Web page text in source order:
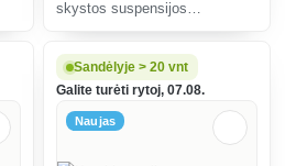
skystos suspensijos
skirtas nuo grybinių kukurūzų,
vynuogių, vynuogių branduolių
Sandėlyje > 20 vnt
Galite turėti rytoj, 07.08.
Naujas